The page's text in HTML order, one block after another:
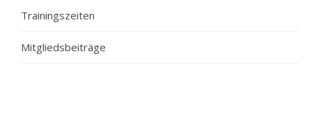
Trainingszeiten
Mitgliedsbeiträge